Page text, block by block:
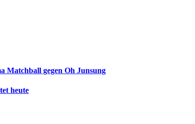
Matchball gegen Oh Junsung
heute